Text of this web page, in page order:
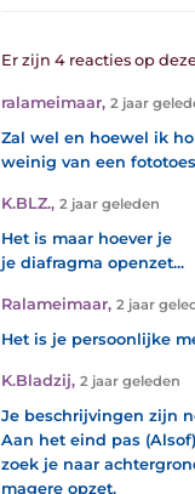
Er zijn 4 reacties op
ralameimaar, 2 jaar
Zal wel en hoewel ik
weinig van een
K.BLZ., 2 jaar geleden
Het is maar hoever je
je diafragma openzet...
Ralameimaar, 2 jaar
Het is je persoonlijke
K.Bladzij, 2 jaar geleden
Je beschrijvingen zijn
Aan het eind pas (Alsof)
zoek je naar
magere opzet.